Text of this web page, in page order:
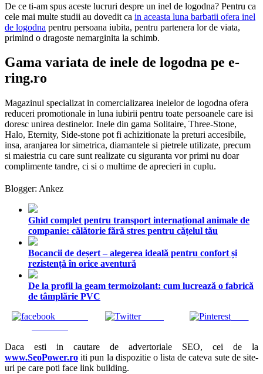
De ce ti-am spus aceste lucruri despre un inel de logodna? Pentru ca
cele mai multe studii au dovedit ca in aceasta luna barbatii ofera inel
de logodna pentru persoana iubita, pentru partenera lor de viata,
primind o dragoste nemarginita la schimb.
Gama variata de inele de logodna pe e-
ring.ro
Magazinul specializat in comercializarea inelelor de logodna ofera
reduceri promotionale in luna iubirii pentru toate persoanele care isi
doresc unirea destinelor. Inele din gama Solitaire, Three-Stone,
Halo, Eternity, Side-stone pot fi achizitionate la preturi accesibile,
insa, aranjarea lor simetrica, diamantele si pietrele utilizate, precum
si maiestria cu care sunt realizate cu siguranta vor primi nu doar
complimente tandre, ci si o multime de aprecieri in cuplu.
Blogger: Ankez
Ghid complet pentru transport internațional animale de
companie: călătorie fără stres pentru cățelul tău
Bocancii de deșert – alegerea ideală pentru confort și
rezistență în orice aventură
De la profil la geam termoizolant: cum lucrează o fabrică
de tâmplărie PVC
Tweet Save
Daca esti in cautare de advertoriale SEO, cei de la
www.SeoPower.ro iti pun la dispozitie o lista de cateva sute de site-
uri pe care poti face link building.